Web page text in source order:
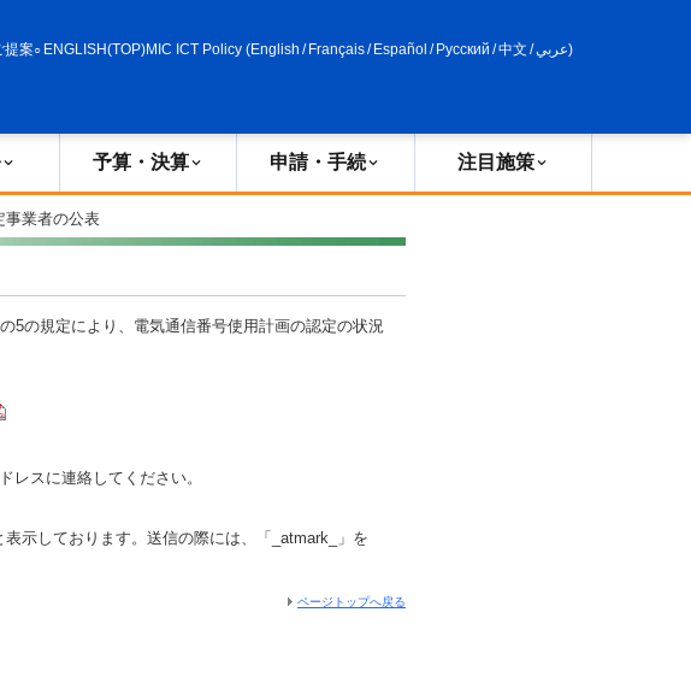
提案 ENGLISH(TOP)MIC ICT Policy (English / Français/ Español / Русский /中文 /عربي)
予算・決算 申請・手続 注目施策
事業者の公表
5の規定により、電気通信番号使用計画の認定の状況
スに連絡してください。
示しております。送信の際には、「_atmark_」を
ページトップへ戻る